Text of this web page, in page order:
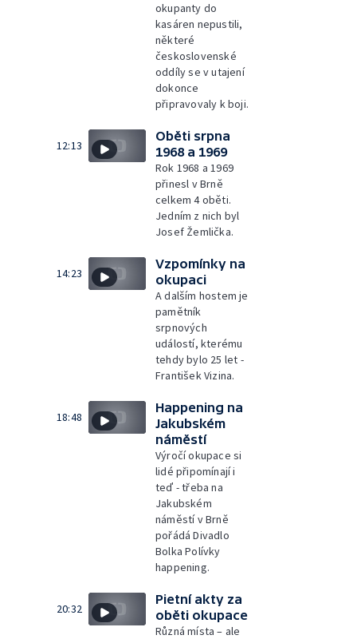
okupanty do
kasáren nepustili,
některé
československé
oddíly se v utajení
dokonce
připravovaly k boji.
12:13
Oběti srpna
1968 a 1969
Rok 1968 a 1969
přinesl v Brně
celkem 4 oběti.
Jedním z nich byl
Josef Žemlička.
14:23
Vzpomínky na
okupaci
A dalším hostem je
pamětník
srpnových
událostí, kterému
tehdy bylo 25 let -
František Vizina.
18:48
Happening na
Jakubském
náměstí
Výročí okupace si
lidé připomínají i
teď - třeba na
Jakubském
náměstí v Brně
pořádá Divadlo
Bolka Polívky
happening.
20:32
Pietní akty za
oběti okupace
Různá místa – ale